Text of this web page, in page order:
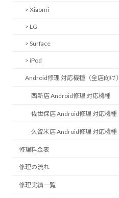
> Xiaomi
> LG
> Surface
> iPod
Android修理 対応機種（全店向け）
西新店 Android修理 対応機種
佐世保店 Android修理 対応機種
久留米店 Android修理 対応機種
修理料金表
修理の流れ
修理実績一覧